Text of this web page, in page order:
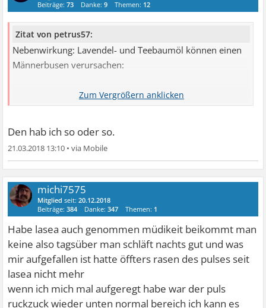
Beiträge:73 Danke:9 Themen: 12
Zitat von petrus57:
Nebenwirkung: Lavendel- und Teebaumöl können einen
Männerbusen verursachen:
http://www.heilpraxisnet.de/naturheilpr ... 0319403956
Den hab ich so oder so.
21.03.2018 13:10 •
michi7575
Mitglied seit:20.12.2018
Beiträge:384 Danke:347 Themen: 1
Habe lasea auch genommen müdikeit beikommt man
keine also tagsüber man schläft nachts gut und was
mir aufgefallen ist hatte öffters rasen des pulses seit
lasea nicht mehr
wenn ich mich mal aufgeregt habe war der puls
ruckzuck wieder unten normal bereich ich kann es